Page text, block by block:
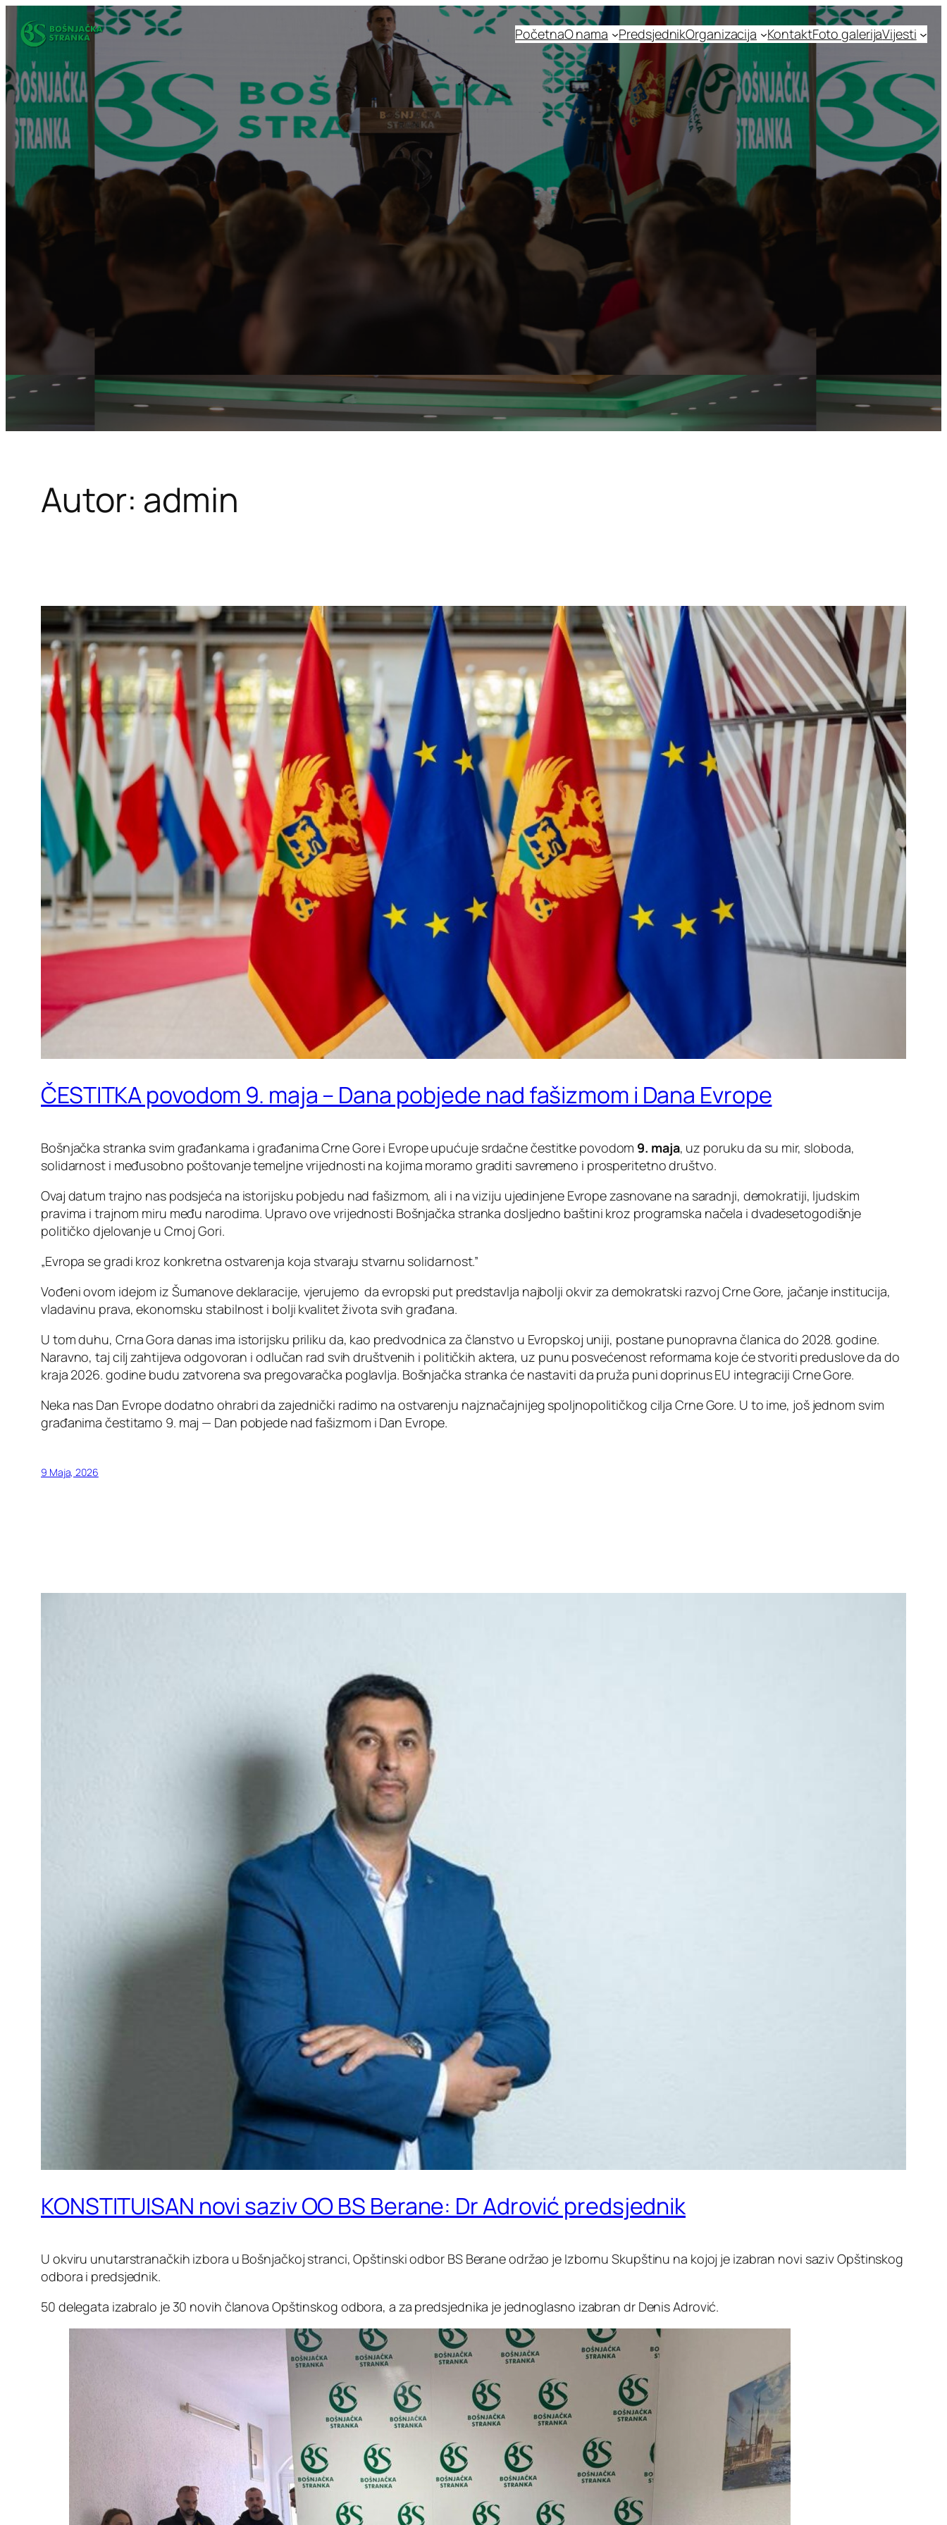
Idi
na
sadržaj
PočetnaO nama PredsjednikOrganizacija KontaktFoto galerijaVijesti
Autor: admin
ČESTITKA povodom 9. maja – Dana pobjede nad fašizmom i Dana Evrope
Bošnjačka stranka svim građankama i građanima Crne Gore i Evrope upućuje srdačne čestitke povodom 9. maja, uz poruku da su mir, sloboda,
solidarnost i međusobno poštovanje temeljne vrijednosti na kojima moramo graditi savremeno i prosperitetno društvo.
Ovaj datum trajno nas podsjeća na istorijsku pobjedu nad fašizmom, ali i na viziju ujedinjene Evrope zasnovane na saradnji, demokratiji, ljudskim
pravima i trajnom miru među narodima. Upravo ove vrijednosti Bošnjačka stranka dosljedno baštini kroz programska načela i dvadesetogodišnje
političko djelovanje u Crnoj Gori.
„Evropa se gradi kroz konkretna ostvarenja koja stvaraju stvarnu solidarnost.”
Vođeni ovom idejom iz Šumanove deklaracije, vjerujemo da evropski put predstavlja najbolji okvir za demokratski razvoj Crne Gore, jačanje institucija,
vladavinu prava, ekonomsku stabilnost i bolji kvalitet života svih građana.
U tom duhu, Crna Gora danas ima istorijsku priliku da, kao predvodnica za članstvo u Evropskoj uniji, postane punopravna članica do 2028. godine.
Naravno, taj cilj zahtijeva odgovoran i odlučan rad svih društvenih i političkih aktera, uz punu posvećenost reformama koje će stvoriti preduslove da do
kraja 2026. godine budu zatvorena sva pregovaračka poglavlja. Bošnjačka stranka će nastaviti da pruža puni doprinus EU integraciji Crne Gore.
Neka nas Dan Evrope dodatno ohrabri da zajednički radimo na ostvarenju najznačajnijeg spoljnopolitičkog cilja Crne Gore. U to ime, još jednom svim
građanima čestitamo 9. maj — Dan pobjede nad fašizmom i Dan Evrope.
9 Maja, 2026
KONSTITUISAN novi saziv OO BS Berane: Dr Adrović predsjednik
U okviru unutarstranačkih izbora u Bošnjačkoj stranci, Opštinski odbor BS Berane održao je Izbornu Skupštinu na kojoj je izabran novi saziv Opštinskog
odbora i predsjednik.
50 delegata izabralo je 30 novih članova Opštinskog odbora, a za predsjednika je jednoglasno izabran dr Denis Adrović.